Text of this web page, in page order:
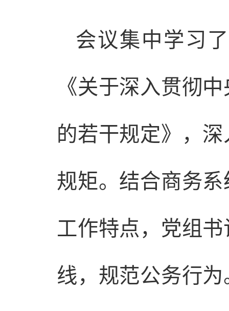
会议集中学习
《关于深入贯彻
的若干规定》，
规矩。结合商务
工作特点，党组
线，规范公务行